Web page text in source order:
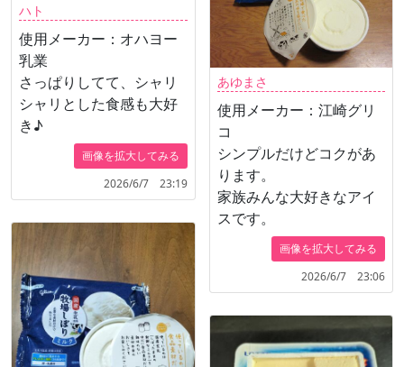
ハト
使用メーカー：オハヨー
乳業
さっぱりしてて、シャリ
シャリとした食感も大好
き♪
画像を拡大してみる
2026/6/7 23:19
あゆまさ
使用メーカー：江崎グリ
コ
シンプルだけどコクがあ
ります。
家族みんな大好きなアイ
スです。
画像を拡大してみる
2026/6/7 23:06